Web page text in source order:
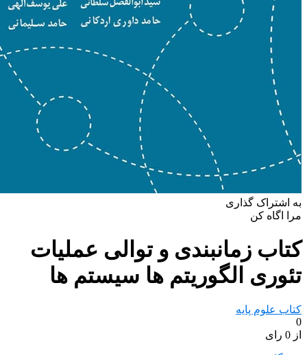
به اشتراک گذاری
مرا اگاه کن
کتاب زمانبندی و توالی عملیات
تئوری الگوریتم ها سیستم ها
کتاب علوم پایه
0
از 0 رای